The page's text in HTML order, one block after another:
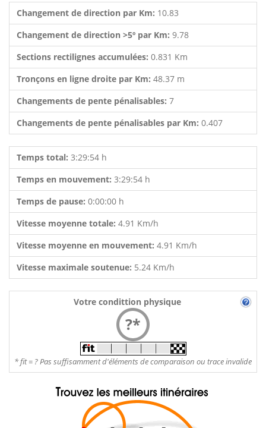
Changement de direction par Km: 10.83
Changement de direction >5º par Km: 9.78
Sections rectilignes accumulées: 0.831 Km
Tronçons en ligne droite par Km: 48.37 m
Changements de pente pénalisables: 7
Changements de pente pénalisables par Km: 0.407
Temps total: 3:29:54 h
Temps en mouvement: 3:29:54 h
Temps de pause: 0:00:00 h
Vitesse moyenne totale: 4.91 Km/h
Vitesse moyenne en mouvement: 4.91 Km/h
Vitesse maximale soutenue: 5.24 Km/h
Votre condittion physique
?*
* fit = ? Pas suffisamment d'éléments de comparaison ou trace invalide